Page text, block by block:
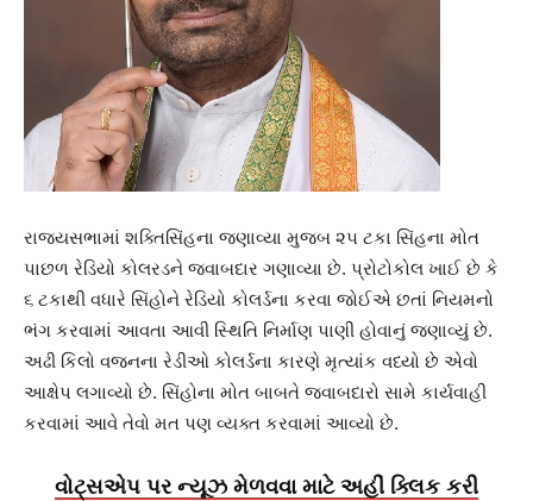
રાજ્યસભામાં શક્તિસિંહના જણાવ્યા મુજબ ૨૫ ટકા સિંહના મોત
પાછળ રેડિયો કોલરડને જવાબદાર ગણાવ્યા છે. પ્રોટોકોલ ખાઈ છે કે
૬ ટકાથી વધારે સિંહોને રેડિયો કોલર્ડના કરવા જોઈએ છતાં નિયમનો
ભંગ કરવામાં આવતા આવી સ્થિતિ નિર્માણ પાણી હોવાનું જણાવ્યું છે.
અઢી કિલો વજનના રેડીઓ કોલર્ડના કારણે મૃત્યાંક વધ્યો છે એવો
આક્ષેપ લગાવ્યો છે. સિંહોના મોત બાબતે જવાબદારો સામે કાર્યવાહી
કરવામાં આવે તેવો મત પણ વ્યક્ત કરવામાં આવ્યો છે.
વોટ્સએપ પર ન્યૂઝ મેળવવા માટે અહીં ક્લિક કરી